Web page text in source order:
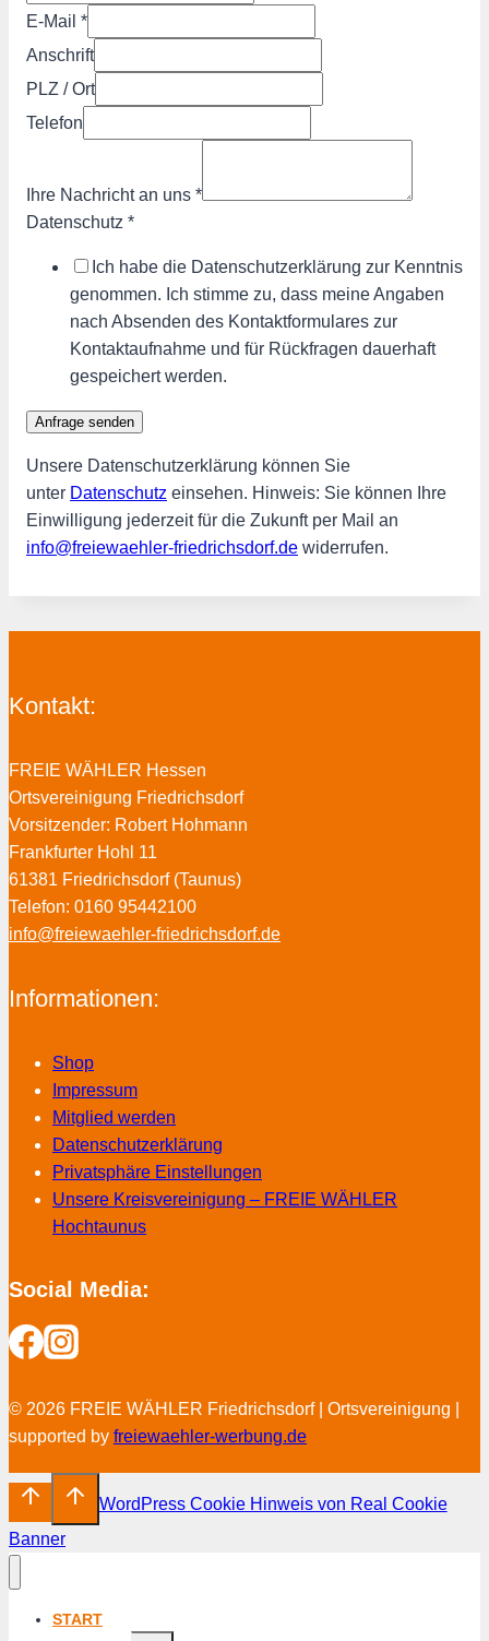
E-Mail *
Anschrift
PLZ / Ort
Telefon
Ihre Nachricht an uns *
Datenschutz *
Ich habe die Datenschutzerklärung zur Kenntnis
genommen. Ich stimme zu, dass meine Angaben
nach Absenden des Kontaktformulares zur
Kontaktaufnahme und für Rückfragen dauerhaft
gespeichert werden.
Anfrage senden
Unsere Datenschutzerklärung können Sie
unter Datenschutz einsehen. Hinweis: Sie können Ihre
Einwilligung jederzeit für die Zukunft per Mail an
info@freiewaehler-friedrichsdorf.de widerrufen.
Kontakt:
FREIE WÄHLER Hessen
Ortsvereinigung Friedrichsdorf
Vorsitzender: Robert Hohmann
Frankfurter Hohl 11
61381 Friedrichsdorf (Taunus)
Telefon: 0160 95442100
info@freiewaehler-friedrichsdorf.de
Informationen:
Shop
Impressum
Mitglied werden
Datenschutzerklärung
Privatsphäre Einstellungen
Unsere Kreisvereinigung – FREIE WÄHLER
Hochtaunus
Social Media:
© 2026 FREIE WÄHLER Friedrichsdorf | Ortsvereinigung |
supported by freiewaehler-werbung.de
WordPress Cookie Hinweis von Real Cookie
Banner
START